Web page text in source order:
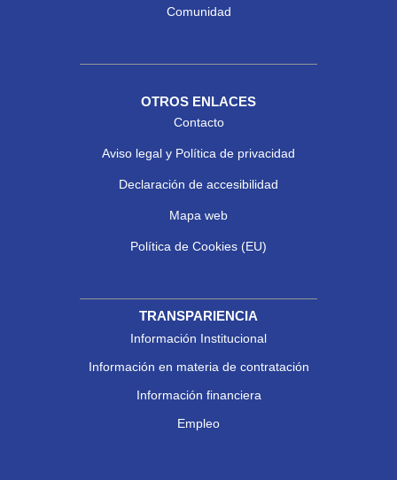
Comunidad
OTROS ENLACES
Contacto
Aviso legal y Política de privacidad
Declaración de accesibilidad
Mapa web
Política de Cookies (EU)
TRANSPARIENCIA
Información Institucional
Información en materia de contratación
Información financiera
Empleo